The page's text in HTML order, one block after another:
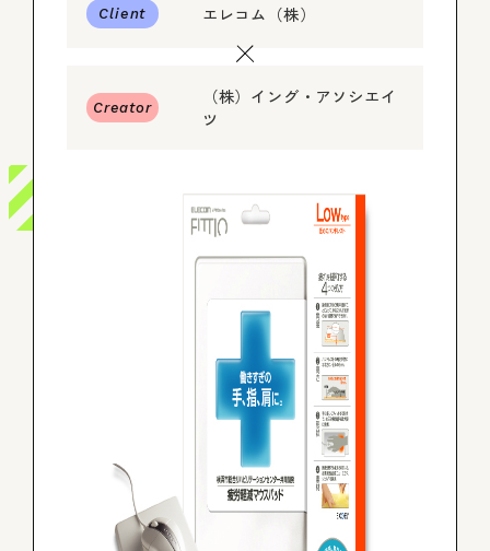
メンバー登録
Client エレコム（株）
Creator
（株）イング・アソシエイ
ツ